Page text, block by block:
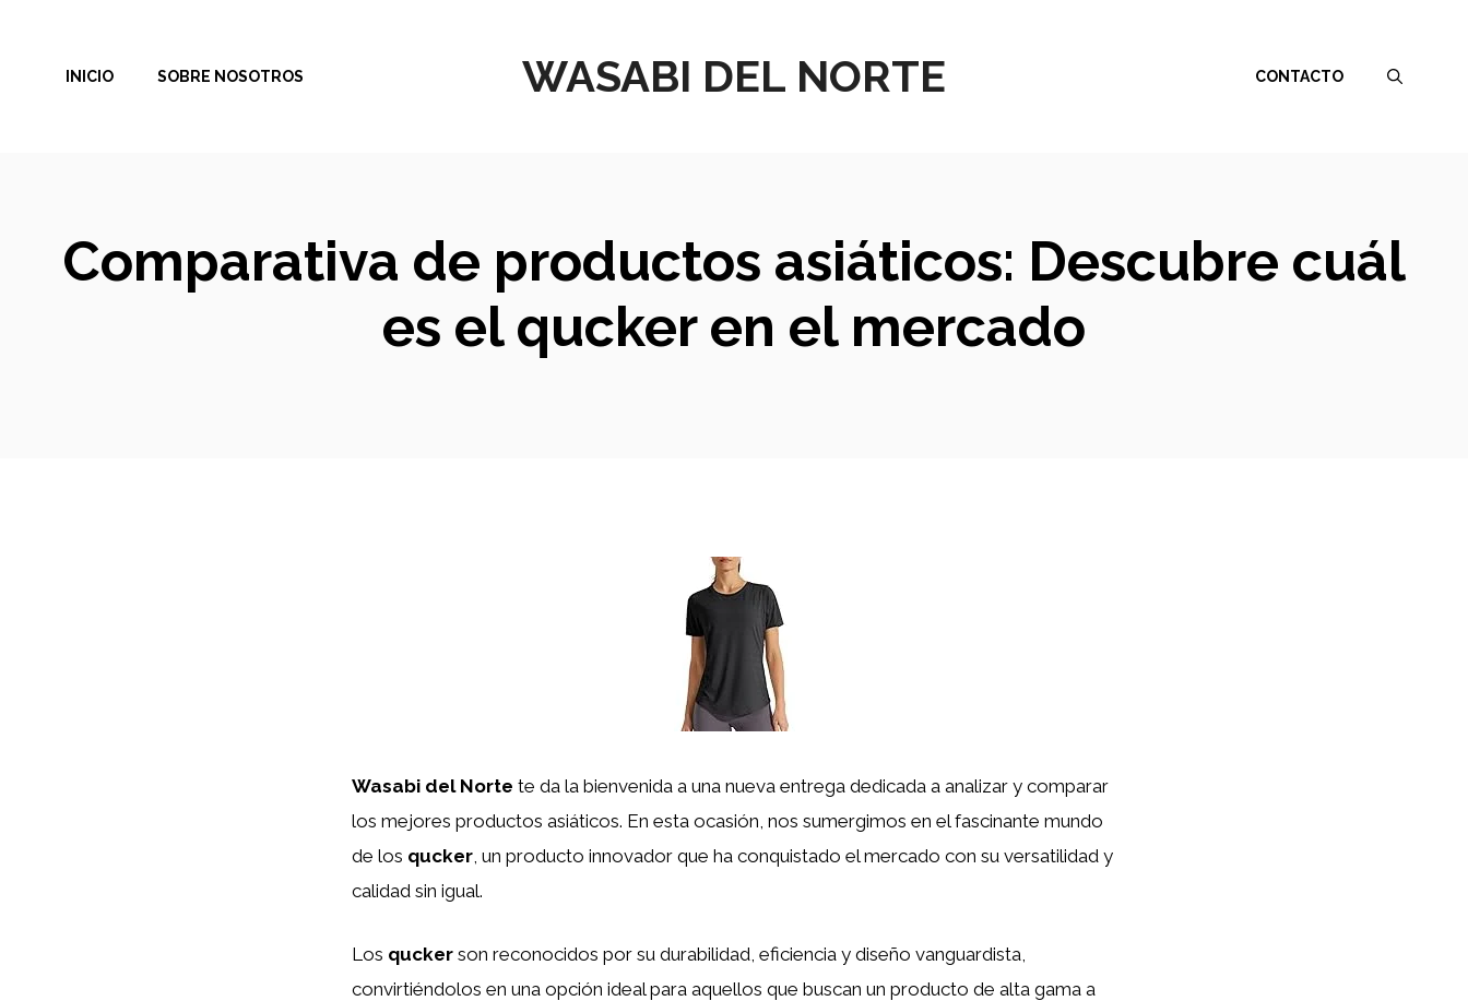
contenido
WASABI DEL NORTE
INICIO SOBRE NOSOTROS CONTACTO
Comparativa de productos asiáticos: Descubre cuál
es el qucker en el mercado
Wasabi del Norte te da la bienvenida a una nueva entrega dedicada a analizar y comparar
los mejores productos asiáticos. En esta ocasión, nos sumergimos en el fascinante mundo
de los qucker, un producto innovador que ha conquistado el mercado con su versatilidad y
calidad sin igual.
Los qucker son reconocidos por su durabilidad, eficiencia y diseño vanguardista,
convirtiéndolos en una opción ideal para aquellos que buscan un producto de alta gama a